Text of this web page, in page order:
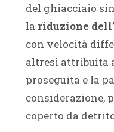
del ghiacciaio
la riduzione
con velocità
altresì attribuita
proseguita e la
considerazione,
coperto da